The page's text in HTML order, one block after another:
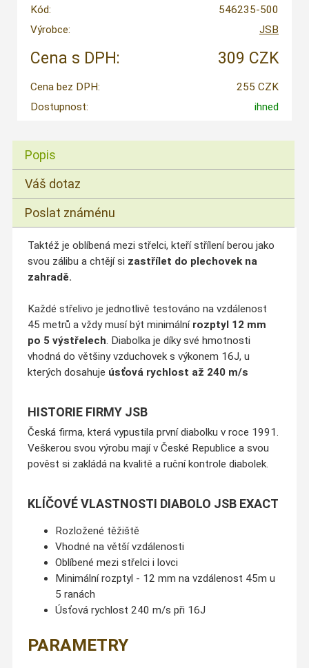
Kód:
546235-500
Výrobce:
JSB
Cena s DPH: 309 CZK
Cena bez DPH:
255 CZK
Dostupnost:
ihned
Popis
Váš dotaz
Poslat známénu
Taktéž je oblíbená mezi střelci, kteří střílení berou jako
svou zálibu a chtějí si zastřílet do plechovek na
zahradě.
Každé střelivo je jednotlivě testováno na vzdálenost
45 metrů a vždy musí být minimální rozptyl 12 mm
po 5 výstřelech. Diabolka je díky své hmotnosti
vhodná do většiny vzduchovek s výkonem 16J, u
kterých dosahuje úsťová rychlost až 240 m/s
HISTORIE FIRMY JSB
Česká firma, která vypustila první diabolku v roce 1991.
Veškerou svou výrobu mají v České Republice a svou
pověst si zakládá na kvalitě a ruční kontrole diabolek.
KLÍČOVÉ VLASTNOSTI DIABOLO JSB EXACT
Rozložené těžiště
Vhodné na větší vzdálenosti
Oblíbené mezi střelci i lovci
Minimální rozptyl - 12 mm na vzdálenost 45m u
5 ranách
Úsťová rychlost 240 m/s při 16J
PARAMETRY